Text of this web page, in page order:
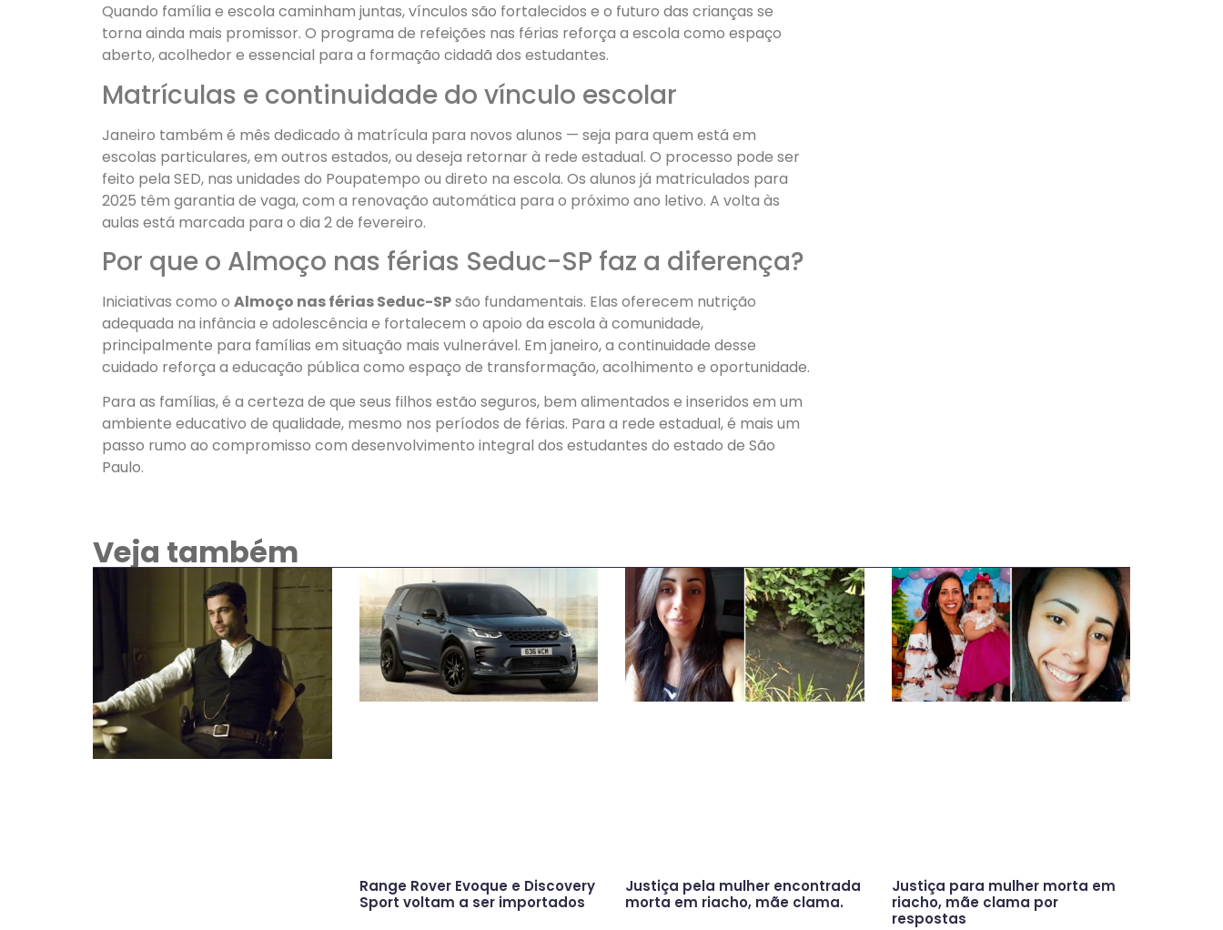
Quando família e escola caminham juntas, vínculos são fortalecidos e o futuro das crianças se
torna ainda mais promissor. O programa de refeições nas férias reforça a escola como espaço
aberto, acolhedor e essencial para a formação cidadã dos estudantes.
Matrículas e continuidade do vínculo escolar
Janeiro também é mês dedicado à matrícula para novos alunos — seja para quem está em
escolas particulares, em outros estados, ou deseja retornar à rede estadual. O processo pode ser
feito pela SED, nas unidades do Poupatempo ou direto na escola. Os alunos já matriculados para
2025 têm garantia de vaga, com a renovação automática para o próximo ano letivo. A volta às
aulas está marcada para o dia 2 de fevereiro.
Por que o Almoço nas férias Seduc-SP faz a diferença?
Iniciativas como o Almoço nas férias Seduc-SPsão fundamentais. Elas oferecem nutrição
adequada na infância e adolescência e fortalecem o apoio da escola à comunidade,
principalmente para famílias em situação mais vulnerável. Em janeiro, a continuidade desse
cuidado reforça a educação pública como espaço de transformação, acolhimento e oportunidade.
Para as famílias, é a certeza de que seus filhos estão seguros, bem alimentados e inseridos em um
ambiente educativo de qualidade, mesmo nos períodos de férias. Para a rede estadual, é mais um
passo rumo ao compromisso com desenvolvimento integral dos estudantes do estado de São
Paulo.
Veja também
Range Rover Evoque e Discovery
Sport voltam a ser importados
Justiça pela mulher encontrada
morta em riacho, mãe clama.
Justiça para mulher morta em
riacho, mãe clama por
respostas